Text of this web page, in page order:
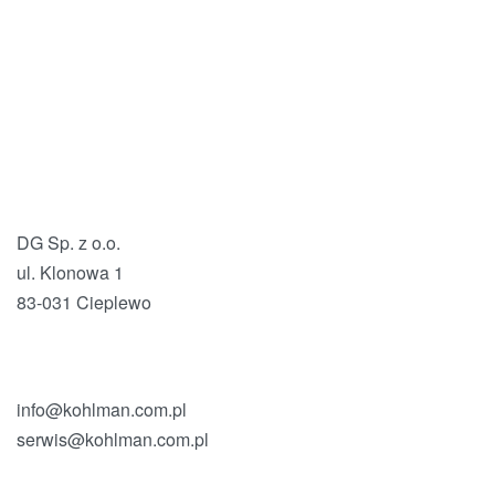
DG Sp. z o.o.
ul. Klonowa 1
83-031 Cieplewo
info@kohlman.com.pl
serwis@kohlman.com.pl